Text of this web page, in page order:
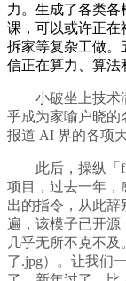
力。生成了各类各
课，可以或许正在
拆家等复杂工做。
信正在算力、算法
小破坐上技术满
乎成为家喻户晓的
报道 AI 界的各项
此后，操纵「
项目，过去一年，
出的指令，从此
遍，该模子已开源
几乎无所不克不
了.jpg）。让我们